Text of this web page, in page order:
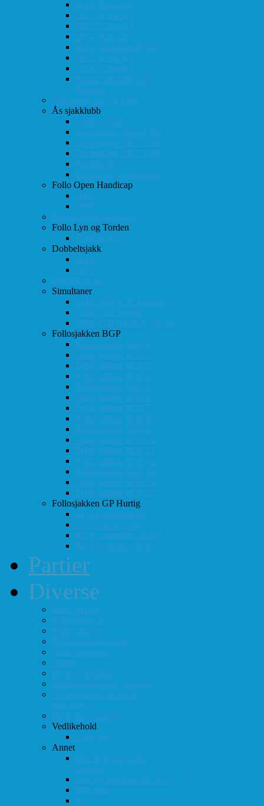
2011 (Eidsvoll)
2012 (Eidsvoll)
2013 (Eidsvoll)
2014 (Eidsvoll)
2014 (Rokaden/NSSF)
2015 (Eidsvoll)
2016 (Eidsvoll)
Kamp-statistikk mot
Eidsvoll
NM-finale for lag 1998
Ås sjakklubb
Totaloversikt
Turneringer 1981-1986
Turneringer 1987-1991
Turneringer 1992-1996
Klubbaviser
Partier fra Ås sjakklubb
Follo Open Handicap
2001
1999
Klubbavisen Sjakkalen
Follo Lyn og Torden
Februar 2013
Dobbeltsjakk
2014
2015
Østlandsserien
Simultaner
2016: GM T. R. Hansen
1999: Leif Øgaard
1996: GM Predrag Nikolic
Follosjakken BGP
Follosjakken BGP 1
Follosjakken BGP 2
Follosjakken BGP 3
Follosjakken BGP 4
Follosjakken BGP 5
Follosjakken BGP 6
Follosjakken BGP 7
Follosjakken BGP 8
Follosjakken BGP 9
Follosjakken BGP 10
Follosjakken BGP 11
Follosjakken BGP 12
Follosjakken BGP 13
Follosjakken BGP 14
Follosjakken BGP 15
Follosjakken GP Hurtig
#1 (24. mars 2018)
#2 (19. mai 2018)
#3 (8. september 2018)
#4 (13. oktober 2018)
Partier
Diverse
Støtteordning
Sjakkrating.no
FIDE-rating
Follo-kombinasjoner
Grasrotandelen
Linker
DVD-er til utlån
Virtuell sjakklubb (lichess)
Førsteplasser i eksterne
turneringer
Hedersbevisninger
Vedlikehold
Logg inn
Annet
Ikke helt som andre
muséer...
Intervju klubbmester 2013
Skjemaer
test